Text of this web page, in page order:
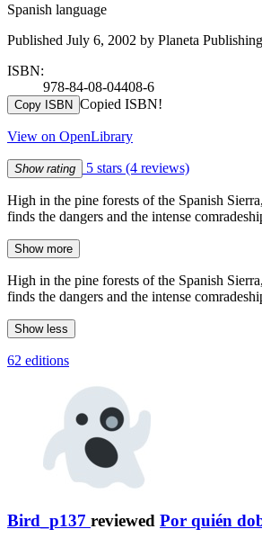
Spanish language
Published July 6, 2002 by Planeta
ISBN:
978-84-08-04408-6
Copy ISBN Copied ISBN!
View on OpenLibrary
Show rating 5 stars (4 reviews)
High in the pine forests of the Spanish
finds the dangers and the intense
Show more
High in the pine forests of the Spanish
finds the dangers and the intense
Show less
62 editions
Bird_p137 reviewed Por quién